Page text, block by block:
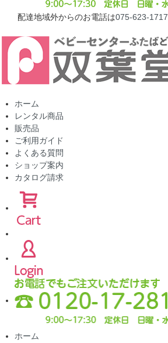
配達地域外からのお電話は075-623-1717
ホーム
レンタル商品
販売品
ご利用ガイド
よくある質問
ショップ案内
カタログ請求
ホーム